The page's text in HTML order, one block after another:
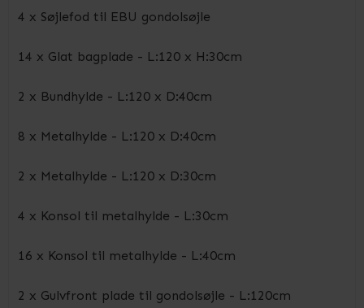
4 x Søjlefod til EBU gondolsøjle
14 x Glat bagplade - L:120 x H:30cm
2 x Bundhylde - L:120 x D:40cm
8 x Metalhylde - L:120 x D:40cm
2 x Metalhylde - L:120 x D:30cm
4 x Konsol til metalhylde - L:30cm
16 x Konsol til metalhylde - L:40cm
2 x Gulvfront plade til gondolsøjle - L:120cm